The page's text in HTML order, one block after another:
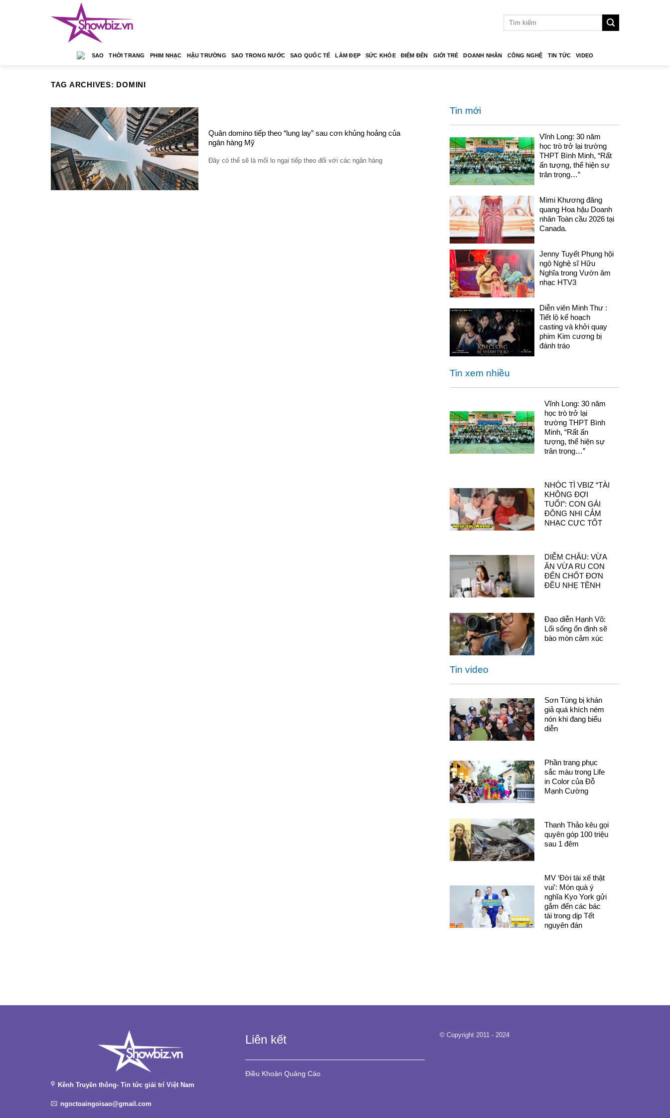
SAO THỜI TRANG PHIM NHẠC HẬU TRƯỜNG SAO TRONG NƯỚC SAO QUỐC TẾ LÀM ĐẸP SỨC KHỎE ĐIỂM ĐẾN GIỚI TRẺ DOANH NHÂN CÔNG NGHỆ TIN TỨC VIDEO
TAG ARCHIVES: DOMINI
Quân domino tiếp theo “lung lay” sau cơn khủng hoảng của
ngân hàng Mỹ
Đây có thể sẽ là mối lo ngại tiếp theo đối với các ngân hàng
Tin mới
Vĩnh Long: 30 năm
học trò trở lại trường
THPT Bình Minh, “Rất
ấn tượng, thể hiện sự
trân trọng…”
Mimi Khương đăng
quang Hoa hậu Doanh
nhân Toàn cầu 2026 tại
Canada.
Jenny Tuyết Phụng hội
ngộ Nghệ sĩ Hữu
Nghĩa trong Vườn âm
nhạc HTV3
Diễn viên Minh Thư :
Tiết lộ kế hoạch
casting và khởi quay
phim Kim cương bị
đánh tráo
Tin xem nhiều
Vĩnh Long: 30 năm
học trò trở lại
trường THPT Bình
Minh, “Rất ấn
tượng, thể hiện sự
trân trọng…”
NHÓC TÌ VBIZ “TÀI
KHÔNG ĐỢI
TUỔI”: CON GÁI
ĐÔNG NHI CẢM
NHẠC CỰC TỐT
DIỄM CHÂU: VỪA
ĂN VỪA RU CON
ĐẾN CHỐT ĐƠN
ĐỀU NHẸ TÊNH
Đạo diễn Hạnh Võ:
Lối sống ổn định sẽ
bào mòn cảm xúc
Tin video
Sơn Tùng bị khán
giả quá khích ném
nón khi đang biểu
diễn
Phần trang phục
sắc màu trong Life
in Color của Đỗ
Mạnh Cường
Thanh Thảo kêu gọi
quyên góp 100 triệu
sau 1 đêm
MV ‘Đời tài xế thật
vui’: Món quà ý
nghĩa Kyo York gửi
gắm đến các bác
tài trong dịp Tết
nguyên đán
Kênh Truyền thông- Tin tức giải trí Việt Nam
ngoctoaingoisao@gmail.com
Liên kết
Điều Khoản Quảng Cáo
© Copyright 2011 - 2024